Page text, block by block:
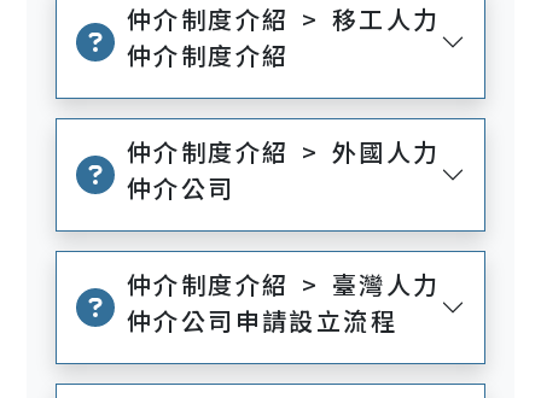
仲介制度介紹 > 移工人力
仲介制度介紹
仲介制度介紹 > 外國人力
仲介公司
仲介制度介紹 > 臺灣人力
仲介公司申請設立流程